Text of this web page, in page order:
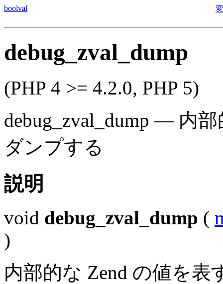
boolval
debug_zval_dump
(PHP 4 >= 4.2.0, PHP 5)
debug_zval_dump — 内
ダンプする
説明
void debug_zval_dump (
)
内部的な Zend の値を